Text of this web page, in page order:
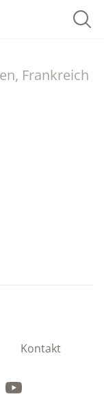
Frankreich
Kontakt
Youtube